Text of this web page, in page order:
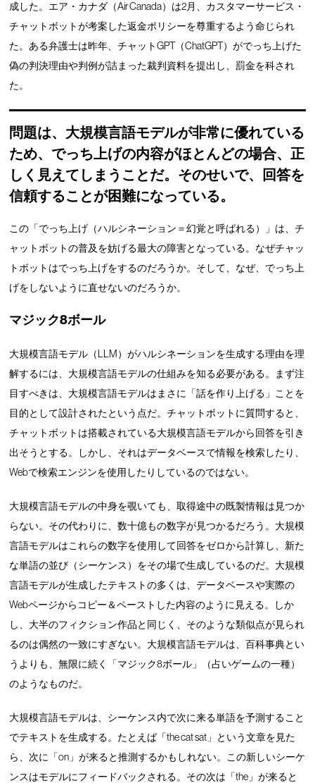
成した。エア・カナダ（Air Canada）は2月、カスタマーサービス・
チャットボットが考案した返金ポリシーを尊重するよう命じられ
た。ある弁護士は昨年、チャットGPT（ChatGPT）がでっち上げた
偽の判決理由や判例が詰まった裁判資料を提出し、罰金を科され
た。
問題は、大規模言語モデルが非常に優れている
ため、でっち上げの内容がほとんどの場合、正
しく見えてしまうことだ。そのせいで、回答を
信頼することが困難になっている。
この「でっち上げ（ハルシネーション＝幻覚と呼ばれる）」は、チ
ャットボットの普及を妨げる最大の障害となっている。なぜチャッ
トボットはでっち上げをするのだろうか。そして、なぜ、でっち上
げをしないように直せないのだろうか。
マジック8ボール
大規模言語モデル（LLM）がハルシネーションを生成する理由を理
解するには、大規模言語モデルの仕組みを知る必要がある。まず注
目すべきは、大規模言語モデルはまさに「話を作り上げる」ことを
目的として設計されたという点だ。チャットボットに質問すると、
チャットボットは搭載されている大規模言語モデルから回答を引き
出そうとする。しかし、それはデータベースで情報を検索したり、
Webで検索エンジンを使用したりしているのではない。
大規模言語モデルの中身を覗いても、取得途中の既製情報は見つか
らない。その代わりに、数十億もの数字が見つかるだろう。大規模
言語モデルはこれらの数字を使用して回答をゼロから計算し、新た
な単語の並び（シーケンス）をその場で生成しているのだ。大規模
言語モデルが生成したテキストの多くは、データベースや実際の
Webページからコピー＆ペーストした内容のように見える。しか
し、大半のフィクション作品と同じく、そのような類似点が見られ
るのは偶然の一致にすぎない。大規模言語モデルは、百科事典とい
うよりも、無限に続く「マジック8ボール」（占いゲームの一種）
のようなものだ。
大規模言語モデルは、シーケンス内で次に来る単語を予測すること
でテキストを生成する。たとえば「the cat sat」という文章を見た
ら、次に「on」が来ると推測するかもしれない。この新しいシーケ
ンスはモデルにフィードバックされる。その次は「the」が来ると